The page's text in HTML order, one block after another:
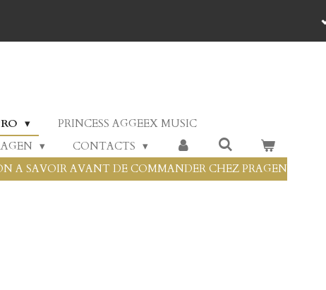
l'INTERNATIONAL et HT possible sous conditions : Delais
PRINCESS AGGEEX MUSIC
CONTACTS
A SAVOIR AVANT DE COMMANDER CHEZ PRAGEN